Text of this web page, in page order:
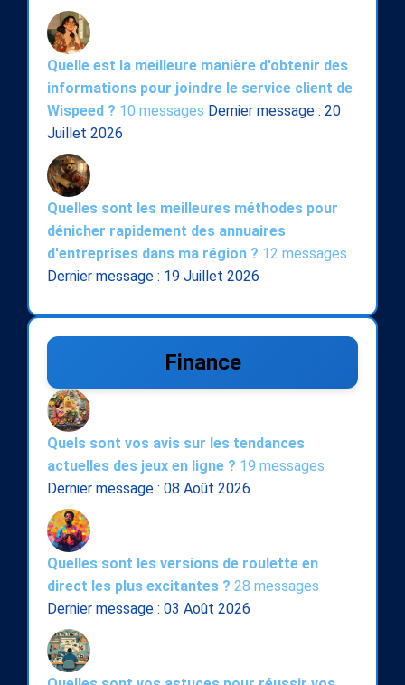
Quelle est la meilleure manière d'obtenir des
informations pour joindre le service client de
Wispeed ? 10 messages Dernier message : 20
Juillet 2026
Quelles sont les meilleures méthodes pour
dénicher rapidement des annuaires
d'entreprises dans ma région ? 12 messages
Dernier message : 19 Juillet 2026
Finance
Quels sont vos avis sur les tendances
actuelles des jeux en ligne ? 19 messages
Dernier message : 08 Août 2026
Quelles sont les versions de roulette en
direct les plus excitantes ? 28 messages
Dernier message : 03 Août 2026